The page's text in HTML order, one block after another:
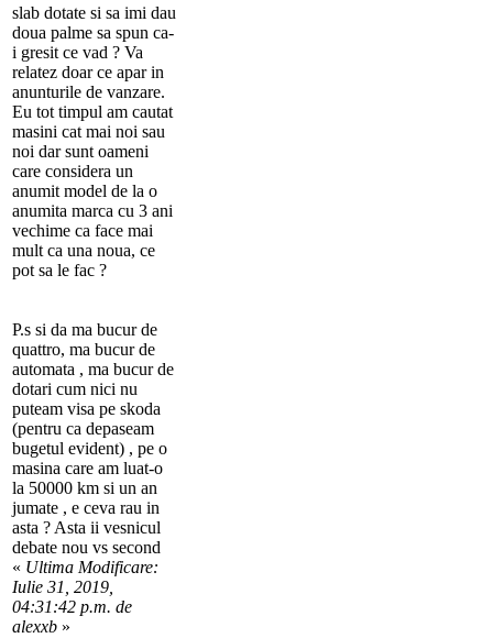
slab dotate si sa imi dau
doua palme sa spun ca-
i gresit ce vad ? Va
relatez doar ce apar in
anunturile de vanzare.
Eu tot timpul am cautat
masini cat mai noi sau
noi dar sunt oameni
care considera un
anumit model de la o
anumita marca cu 3 ani
vechime ca face mai
mult ca una noua, ce
pot sa le fac ?
P.s si da ma bucur de
quattro, ma bucur de
automata , ma bucur de
dotari cum nici nu
puteam visa pe skoda
(pentru ca depaseam
bugetul evident) , pe o
masina care am luat-o
la 50000 km si un an
jumate , e ceva rau in
asta ? Asta ii vesnicul
debate nou vs second
« Ultima Modificare:
Iulie 31, 2019,
04:31:42 p.m. de
alexxb »